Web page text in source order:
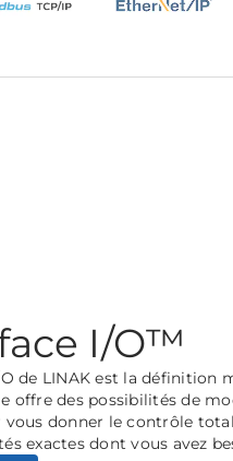
I/O™
de LINAK est la définition
offre des possibilités de
vous donner le contrôle
exactes dont vous avez